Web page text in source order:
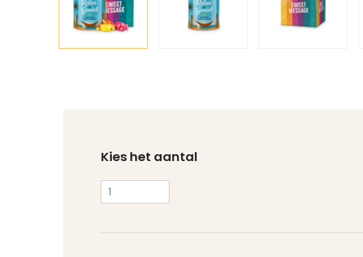
Kies het aantal